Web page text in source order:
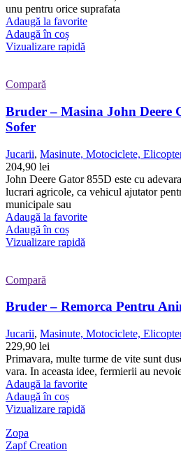
unu pentru orice suprafata
Adaugă la favorite
Adaugă în coș
Vizualizare rapidă
Compară
Bruder – Masina John Deere
Sofer
Jucarii, Masinute, Motociclete,
204,90 lei
John Deere Gator 855D este cu
lucrari agricole, ca vehicul ajutator
municipale sau
Adaugă la favorite
Adaugă în coș
Vizualizare rapidă
Compară
Bruder – Remorca Pentru
Jucarii, Masinute, Motociclete,
229,90 lei
Primavara, multe turme de vite sunt
vara. In aceasta idee, fermierii au
Adaugă la favorite
Adaugă în coș
Vizualizare rapidă
Zopa
Zapf Creation